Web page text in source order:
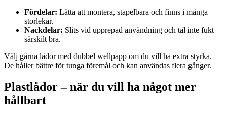
Fördelar: Lätta att montera, stapelbara och finns i många
storlekar.
Nackdelar: Slits vid upprepad användning och tål inte fukt
särskilt bra.
Välj gärna lådor med dubbel wellpapp om du vill ha extra styrka.
De håller bättre för tunga föremål och kan användas flera gånger.
Plastlådor – när du vill ha något mer
hållbart